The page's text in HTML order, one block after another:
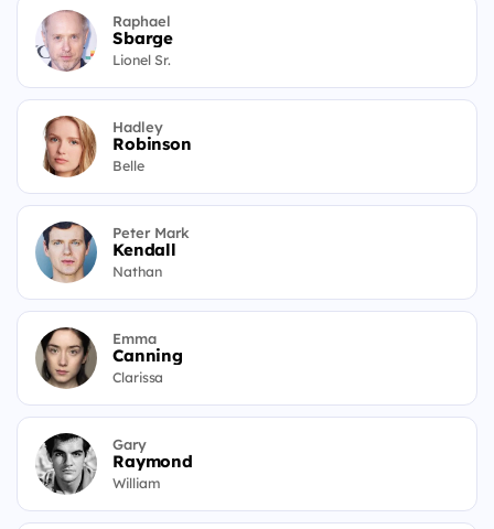
Raphael
Sbarge
Lionel Sr.
Hadley
Robinson
Belle
Peter Mark
Kendall
Nathan
Emma
Canning
Clarissa
Gary
Raymond
William